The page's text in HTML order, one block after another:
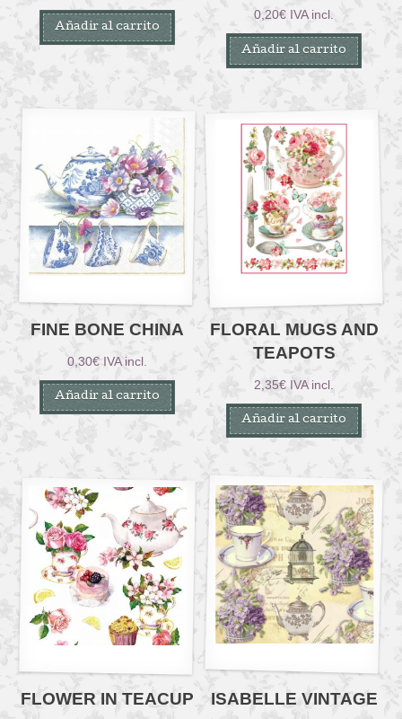
Añadir al carrito
0,20€ IVA incl.
Añadir al carrito
FINE BONE CHINA
0,30€ IVA incl.
Añadir al carrito
FLORAL MUGS AND
TEAPOTS
2,35€ IVA incl.
Añadir al carrito
FLOWER IN TEACUP ISABELLE VINTAGE